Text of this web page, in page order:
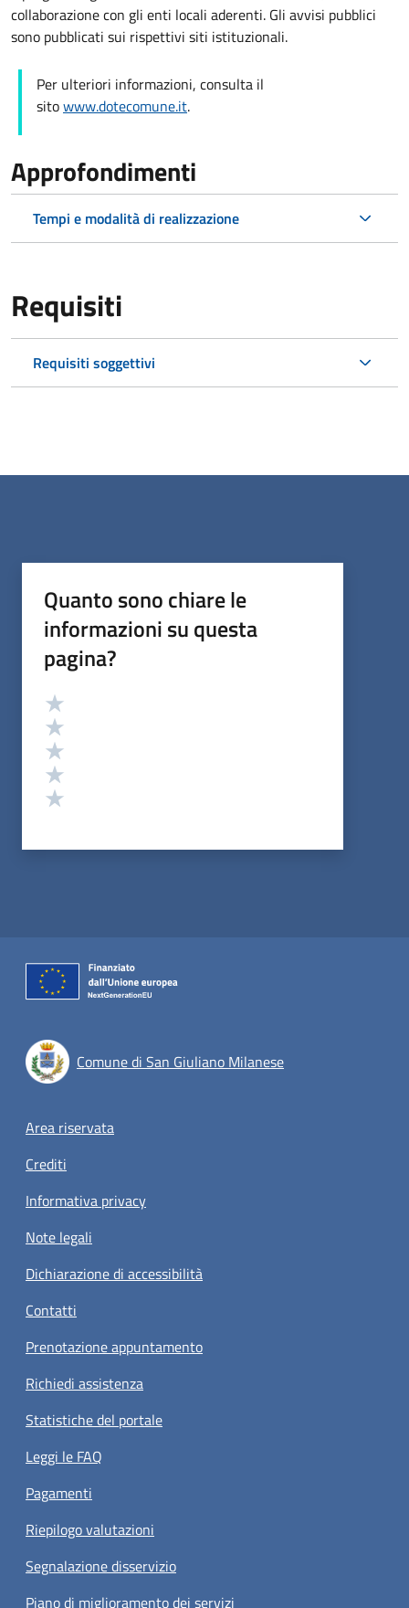
collaborazione con gli enti locali aderenti. Gli avvisi pubblici
sono pubblicati sui rispettivi siti istituzionali.
Per ulteriori informazioni, consulta il
sitowww.dotecomune.it.
Approfondimenti
Tempi e modalità di realizzazione
Requisiti
Requisiti soggettivi
Quanto sono chiare le
informazioni su questa
pagina?
Valutazione
Comune di San Giuliano Milanese
Footer menu
Area riservata
Crediti
Informativa privacy
Note legali
Dichiarazione di accessibilità
Contatti
Prenotazione appuntamento
Richiedi assistenza
Statistiche del portale
Leggi le FAQ
Pagamenti
Riepilogo valutazioni
Segnalazione disservizio
Piano di miglioramento dei servizi